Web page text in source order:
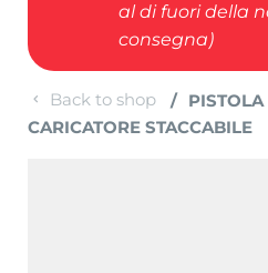
al di fuori della
consegna)
Back to shop
CARICATORE STACCABILE